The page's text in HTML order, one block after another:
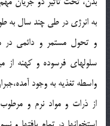
به انرژي در طي چند سال به
و تحول مستمر و دائمي در
سلولهاي فرسوده و كهنه از
واسطه تغذيه به وجود
از ذرات و مواد نرم و